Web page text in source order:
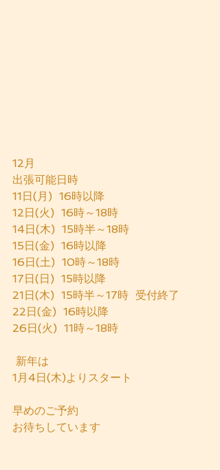
12月
出張可能日時
11日(月)  16時以降
12日(火)  16時～18時
14日(木)  15時半～18時
15日(金)  16時以降
16日(土)  10時～18時
17日(日)  15時以降
21日(木)  15時半～17時  受付終了
22日(金)  16時以降
26日(火)  11時～18時
新年は
1月4日(木)よりスタート
早めのご予約
お待ちしています